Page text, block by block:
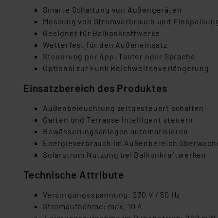
Smarte Schaltung von Außengeräten
Messung von Stromverbrauch und
Geeignet für Balkonkraftwerke
Wetterfest für den Außeneinsatz
Steuerung per App, Taster oder Sprache
Optional zur Funk Reichweitenverlängerung
Einsatzbereich des Produktes
Außenbeleuchtung zeitgesteuert schalten
Garten und Terrasse intelligent steuern
Bewässerungsanlagen automatisieren
Energieverbrauch im Außenbereich
Solarstrom Nutzung bei Balkonkraftwerken
Technische Attribute
Versorgungsspannung: 230 V / 50 Hz
Stromaufnahme: max. 10 A